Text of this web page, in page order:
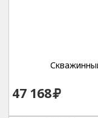
47 168